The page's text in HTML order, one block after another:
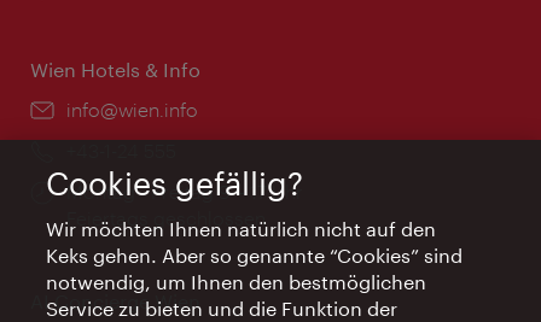
Wien Hotels & Info
Email:
info@wien.info
Öffnungszeiten:
Montag - Freitag 9 – 17 Uhr
Feiertags geschlossen
AI Concierge Wien
Cookies gefällig?
Wir möchten Ihnen natürlich nicht auf den
Keks gehen. Aber so genannte “Cookies” sind
notwendig, um Ihnen den bestmöglichen
Service zu bieten und die Funktion der